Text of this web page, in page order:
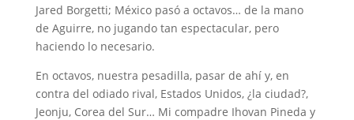
Jared Borgetti; México pasó a octavos… de la mano
de Aguirre, no jugando tan espectacular, pero
haciendo lo necesario.
En octavos, nuestra pesadilla, pasar de ahí y, en
contra del odiado rival, Estados Unidos, ¿la ciudad?,
Jeonju, Corea del Sur… Mi compadre Ihovan Pineda y